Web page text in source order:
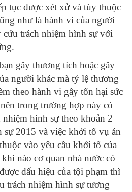
tục được xét xử và tùy thuộc
như là hành vi của người
trách nhiệm hình sự với
gây thương tích hoặc gây
người khác mà tỷ lệ thương
theo hành vi gây tổn hại sức
trong trường hợp này có
hình sự theo khoản 2
2015 và việc khởi tố vụ án
vào yêu cầu khởi tố của
nào cơ quan nhà nước có
dấu hiệu của tội phạm thì
trách nhiệm hình sự tương